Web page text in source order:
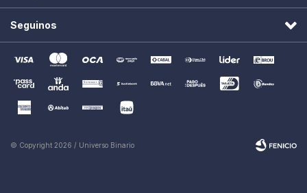
Seguinos
© Copyright 2026 / Universo Binario